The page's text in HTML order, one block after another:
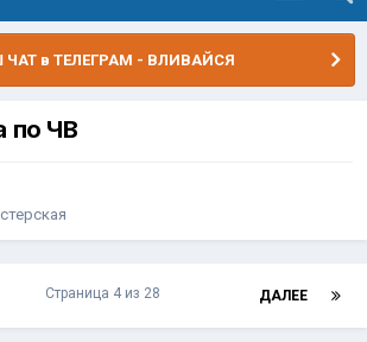
ЧАТ в ТЕЛЕГРАМ - ВЛИВАЙСЯ
по ЧВ
ДАЛЕЕ
Страница 4 из 28